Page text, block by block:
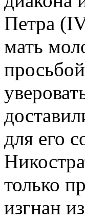
Петра
мать
для его
только
изгнан